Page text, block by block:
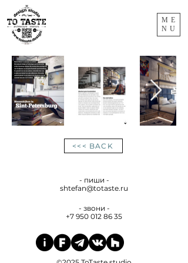
ME
NU
<<< BACK
- пиши -
shtefan@totaste.ru
- звони -
+7 950 012 86 35